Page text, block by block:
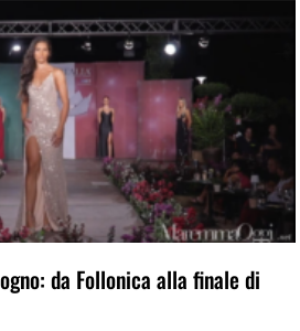
da Follonica alla finale di